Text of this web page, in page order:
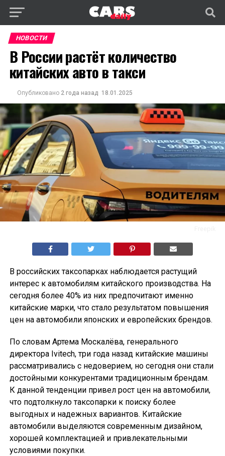
НОВОСТИ
В России растёт количество
китайских авто в такси
Опубликовано 2 года назад 18.01.2025
В российских таксопарках наблюдается растущий
интерес к автомобилям китайского производства. На
сегодня более 40% из них предпочитают именно
китайские марки, что стало результатом повышения
цен на автомобили японских и европейских брендов.
По словам Артема Москалёва, генерального
директора Ivitech, три года назад китайские машины
рассматривались с недоверием, но сегодня они стали
достойными конкурентами традиционным брендам.
К данной тенденции привел рост цен на автомобили,
что подтолкнуло таксопарки к поиску более
выгодных и надежных вариантов. Китайские
автомобили выделяются современным дизайном,
хорошей комплектацией и привлекательными
условиями покупки.